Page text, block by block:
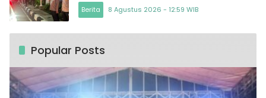
Berita 8 Agustus 2026 - 12:59 WIB
Popular Posts